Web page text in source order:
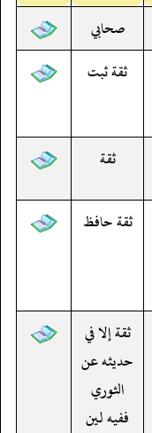
صحابي
ثقة ثبت
ثقة
ثقة حافظ
ثقة إلا في
حديثه عن
الثوري
ففيه لين